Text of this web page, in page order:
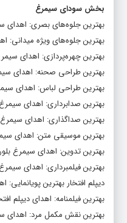
بخش سودای سیمرغ
بهترین جلوه‌های بصری: اهدای
بهترین جلوه‌های ویژه میدانی:
بهترین چهره‌پردازی: اهدای
بهترین طراحی صحنه: اهدای
بهترین طراحی لباس: اهدای
بهترین صدابرداری: اهدای
بهترین صداگذاری: اهدای سیمرغ
بهترین موسیقی متن: اهدای
بهترین تدوین: اهدای سیمرغ
بهترین فیلمبرداری: اهدای
دیپلم افتخار بهترین
بهترین فیلمنامه: اهدای دیپلم
بهترین نقش مکمل مرد: اهدای